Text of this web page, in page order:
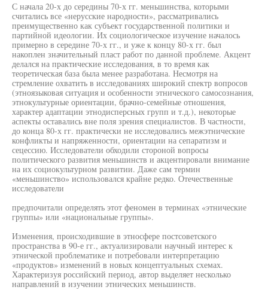
С начала 20-х до середины 70-х гг. меньшинства, которыми
считались все «нерусские народности», рассматривались
преимущественно как субъект государственной политики и
партийной идеологии. Их социологическое изучение началось
примерно в середине 70-х гг., и уже к концу 80-х гг. был
накоплен значительный пласт работ по данной проблеме. Акцент
делался на практические исследования, в то время как
теоретическая база была менее разработана. Несмотря на
стремление охватить в исследованиях широкий спектр вопросов
(этноязыковая ситуация и особенности этнического самосознания,
этнокультурные ориентации, брачно-семейные отношения,
характер адаптации этнодисперсных групп и т.д.), некоторые
аспекты оставались вне поля зрения специалистов. В частности,
до конца 80-х гг. практически не исследовались межэтнические
конфликты и напряженности, ориентации на сепаратизм и
сецессию. Исследователи обходили стороной вопросы
политического развития меньшинств и акцентировали внимание
на их социокультурном развитии. Даже сам термин
«меньшинство» использовался крайне редко. Отечественные
исследователи
предпочитали определять этот феномен в терминах «этнические
группы» или «национальные группы».
Изменения, происходившие в этносфере постсоветского
пространства в 90-е гг., актуализировали научный интерес к
этнической проблематике и потребовали интерпретацию
«продуктов» изменений в новых концептуальных схемах.
Характеризуя российский период, автор выделяет несколько
направлений в изучении этнических меньшинств.